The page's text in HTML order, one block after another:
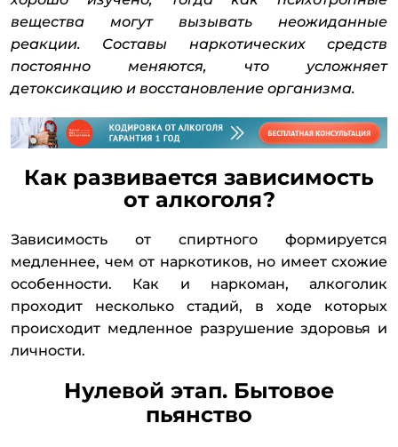
вещества могут вызывать неожиданные
реакции. Составы наркотических средств
постоянно меняются, что усложняет
детоксикацию и восстановление организма.
Как развивается зависимость
от алкоголя?
Зависимость от спиртного формируется
медленнее, чем от наркотиков, но имеет схожие
особенности. Как и наркоман, алкоголик
проходит несколько стадий, в ходе которых
происходит медленное разрушение здоровья и
личности.
Нулевой этап. Бытовое
пьянство